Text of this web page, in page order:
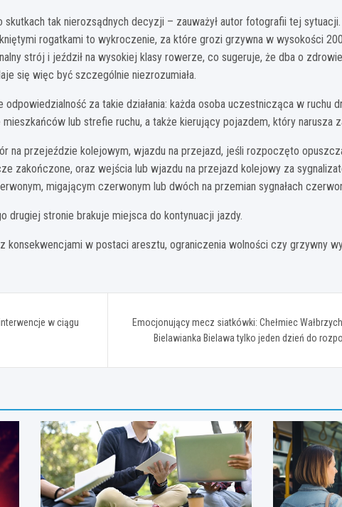
tak nierozsądnych decyzji – zauważył autor fotografii tej sytuacji.
rogatkami to wykroczenie, za które grozi grzywna w wysokości
strój i jeździł na wysokiej klasy rowerze, co sugeruje, że dba o
się więc być szczególnie niezrozumiała.
za takie działania: każda osoba uczestnicząca w ruchu
lub strefie ruchu, a także kierujący pojazdem, który narusza
na przejeździe kolejowym, wjazdu na przejazd, jeśli rozpoczęto
zakończone, oraz wejścia lub wjazdu na przejazd kolejowy za
migającym czerwonym lub dwóch na przemian sygnałach
drugiej stronie brakuje miejsca do kontynuacji jazdy.
konsekwencjami w postaci aresztu, ograniczenia wolności czy grzywny
w ciągu
Emocjonujący mecz siatkówki: Chełmiec
Bielawianka Bielawa tylko jeden dzień do